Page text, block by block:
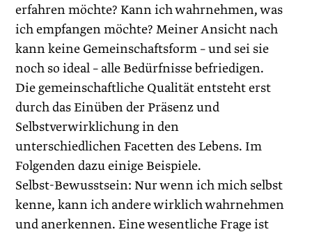
erfahren möchte? Kann ich wahrnehmen, was
ich empfangen möchte? Meiner Ansicht nach
kann keine Gemeinschaftsform – und sei sie
noch so ideal – alle Bedürfnisse befriedigen.
Die gemeinschaftliche Qualität entsteht erst
durch das Einüben der Präsenz und
Selbstverwirklichung in den
unterschiedlichen Facetten des Lebens. Im
Folgenden dazu einige Beispiele.
Selbst-Bewusstsein: Nur wenn ich mich selbst
kenne, kann ich andere wirklich wahrnehmen
und anerkennen. Eine wesentliche Frage ist